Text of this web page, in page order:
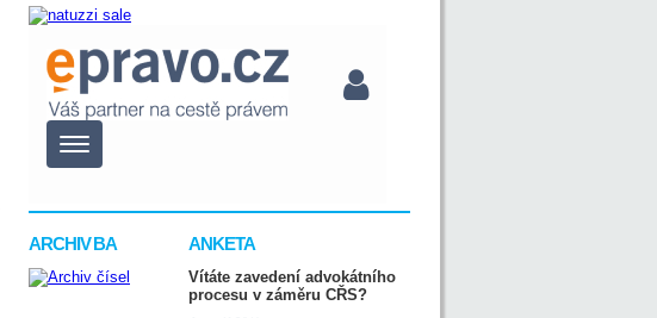
ARCHIV BA ANKETA
Vítáte zavedení advokátního
procesu v záměru CŘS?